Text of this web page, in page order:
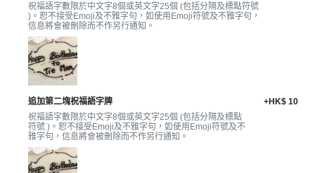
餐
廳
場
地
新
祝福語字數限於中文字8個或英文字25個 (包括分隔及標點符號
)。恕不接受Emoji及不雅字句，如使用Emoji符號及不雅字句，
信息將會被刪除而不作另行通知。
追加第二塊祝福語字牌
祝福語字數限於中文字8個或英文字25個 (包括分隔及標點
符號 )。恕不接受Emoji及不雅字句，如使用Emoji符號及不
雅字句，信息將會被刪除而不作另行通知。
+HK$ 10